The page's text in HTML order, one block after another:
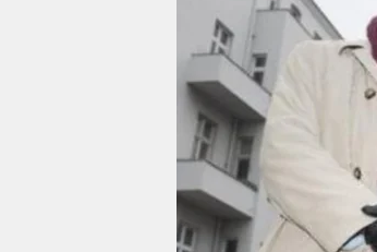
verlag
veranstaltungen
shop
fragen & hilfe
unterstützen
abo